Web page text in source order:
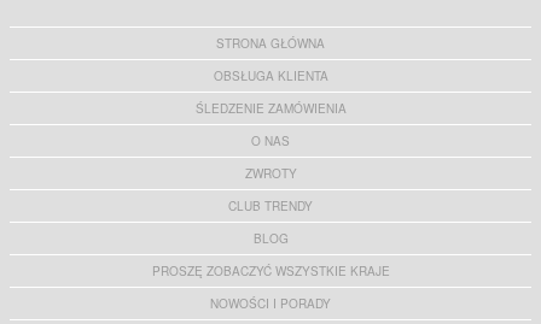
STRONA GŁÓWNA
OBSŁUGA KLIENTA
ŚLEDZENIE ZAMÓWIENIA
O NAS
ZWROTY
CLUB TRENDY
BLOG
PROSZĘ ZOBACZYĆ WSZYSTKIE KRAJE
NOWOŚCI I PORADY